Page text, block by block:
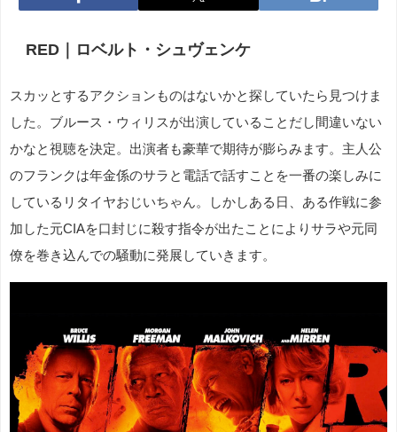
RED｜ロベルト・シュヴェンケ
スカッとするアクションものはないかと探していたら見つけま
した。ブルース・ウィリスが出演していることだし間違いない
かなと視聴を決定。出演者も豪華で期待が膨らみます。主人公
のフランクは年金係のサラと電話で話すことを一番の楽しみに
しているリタイヤおじいちゃん。しかしある日、ある作戦に参
加した元CIAを口封じに殺す指令が出たことによりサラや元同
僚を巻き込んでの騒動に発展していきます。